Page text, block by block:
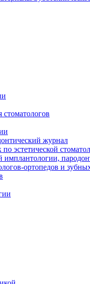
журнал
эстетической
ортопедов и